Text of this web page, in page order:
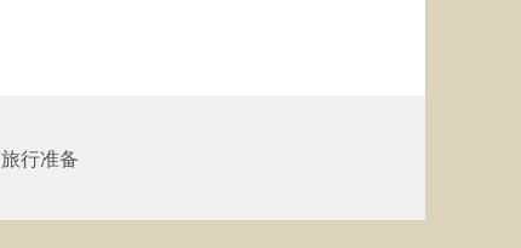
标
旅行准备